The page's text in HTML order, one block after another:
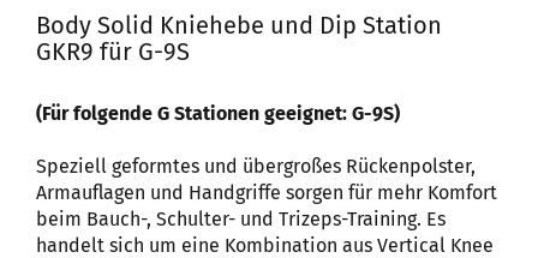
Body Solid Kniehebe und Dip Station
GKR9 für G-9S
(Für folgende G Stationen geeignet: G-9S)
Speziell geformtes und übergroßes Rückenpolster,
Armauflagen und Handgriffe sorgen für mehr Komfort
beim Bauch-, Schulter- und Trizeps-Training. Es
handelt sich um eine Kombination aus Vertical Knee